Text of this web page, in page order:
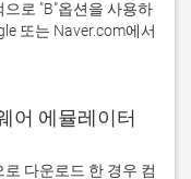
또는 Naver.com에서
어 에뮬레이터
다운로드 한 경우 컴